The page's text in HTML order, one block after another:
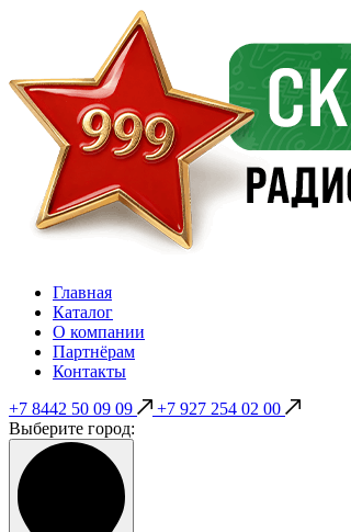
Главная
Каталог
О компании
Партнёрам
Контакты
+7 8442 50 09 09
+7 927 254 02 00
Выберите город: